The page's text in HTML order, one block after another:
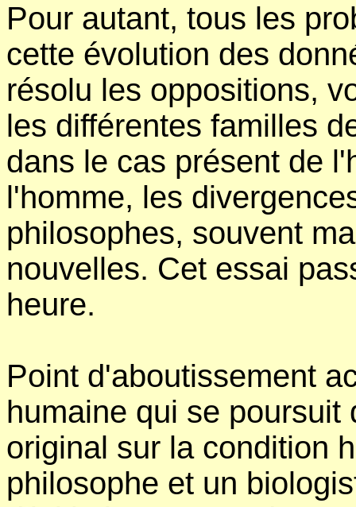
Pour autant, tous les
cette évolution des
résolu les oppositions,
les différentes familles
dans le cas présent de
l'homme, les
philosophes, souvent
nouvelles. Cet essai
heure.
Point d'aboutissement
humaine qui se
original sur la condition
philosophe et un